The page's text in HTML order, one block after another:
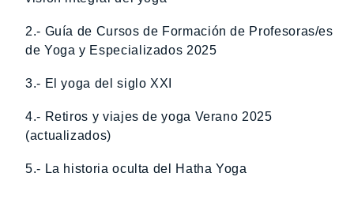
2.- Guía de Cursos de Formación de Profesoras/es
de Yoga y Especializados 2025
3.- El yoga del siglo XXI
4.- Retiros y viajes de yoga Verano 2025
(actualizados)
5.- La historia oculta del Hatha Yoga